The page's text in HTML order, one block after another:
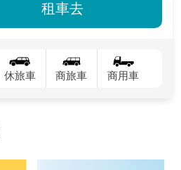
租車去
休旅車 商旅車 商用車